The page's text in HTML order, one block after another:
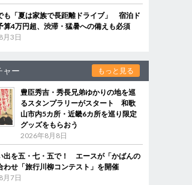
も「夏は家族で長距離ドライブ」 宿泊ド
算4万円超、渋滞・猛暑への備えも必須
月3日
ャー もっと見る
豊臣秀吉・秀長兄弟ゆかりの地を巡
るスタンプラリーがスタート 和歌
山市内5カ所・近畿6カ所を巡り限定
グッズをもらおう
2026年8月8日
出を五・七・五で！ エースが「かばんの
わせ「旅行川柳コンテスト」を開催
月7日